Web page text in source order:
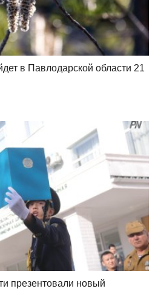
в Павлодарской области 21
презентовали новый